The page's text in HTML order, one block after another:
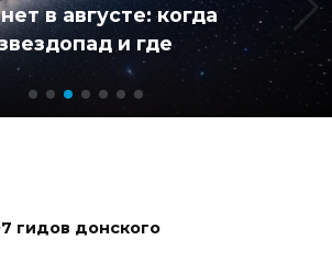
по спасению сада и
гидов донского